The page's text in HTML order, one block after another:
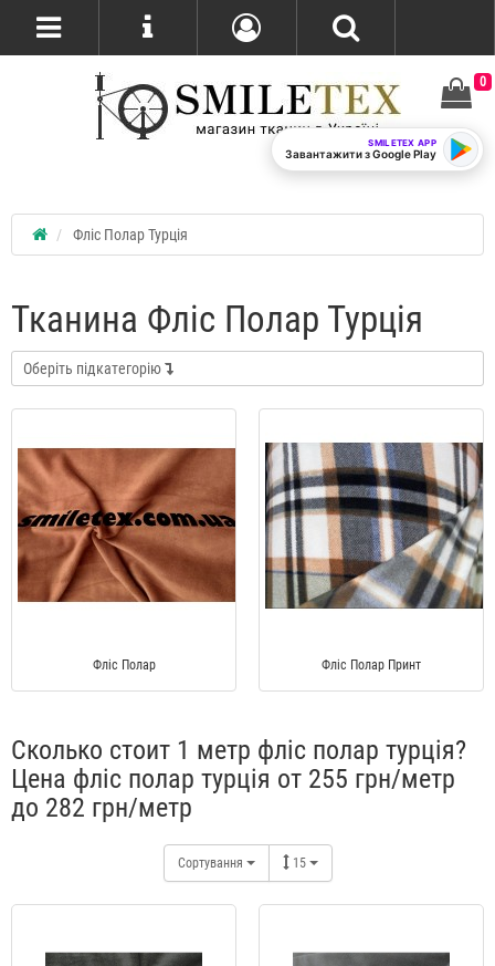
0
Фліс Полар Турція
SMILETEX APP
Завантажити з Google Play
Тканина Фліс Полар Турція
Оберіть підкатегорію
Фліс Полар Фліс Полар Принт
Сколько стоит 1 метр фліс полар турція?
Цена фліс полар турція от 255 грн/метр
до 282 грн/метр
Сортування 15